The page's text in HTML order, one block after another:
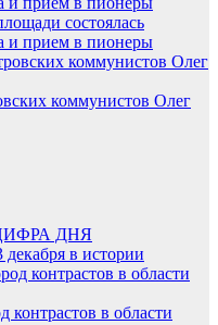
состоялась
и прием в пионеры
коммунистов Олег
ДНЯ
декабря в истории
контрастов в области